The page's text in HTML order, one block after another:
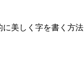
美しく字を書く方法